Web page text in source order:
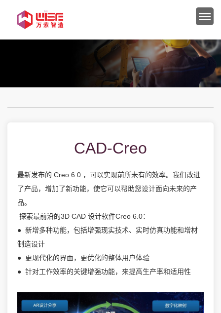
CAD-Creo
最新发布的 Creo 6.0 ，可以实现前所未有的效率。我们改进
了产品，增加了新功能，使它可以帮助您设计面向未来的产
品。
探索最前沿的3D CAD 设计软件Creo 6.0：
● 新增多种功能，包括增强现实技术、实时仿真功能和增材
制造设计
● 更现代化的界面，更优化的整体用户体验
● 针对工作效率的关键增强功能，来提高生产率和适用性